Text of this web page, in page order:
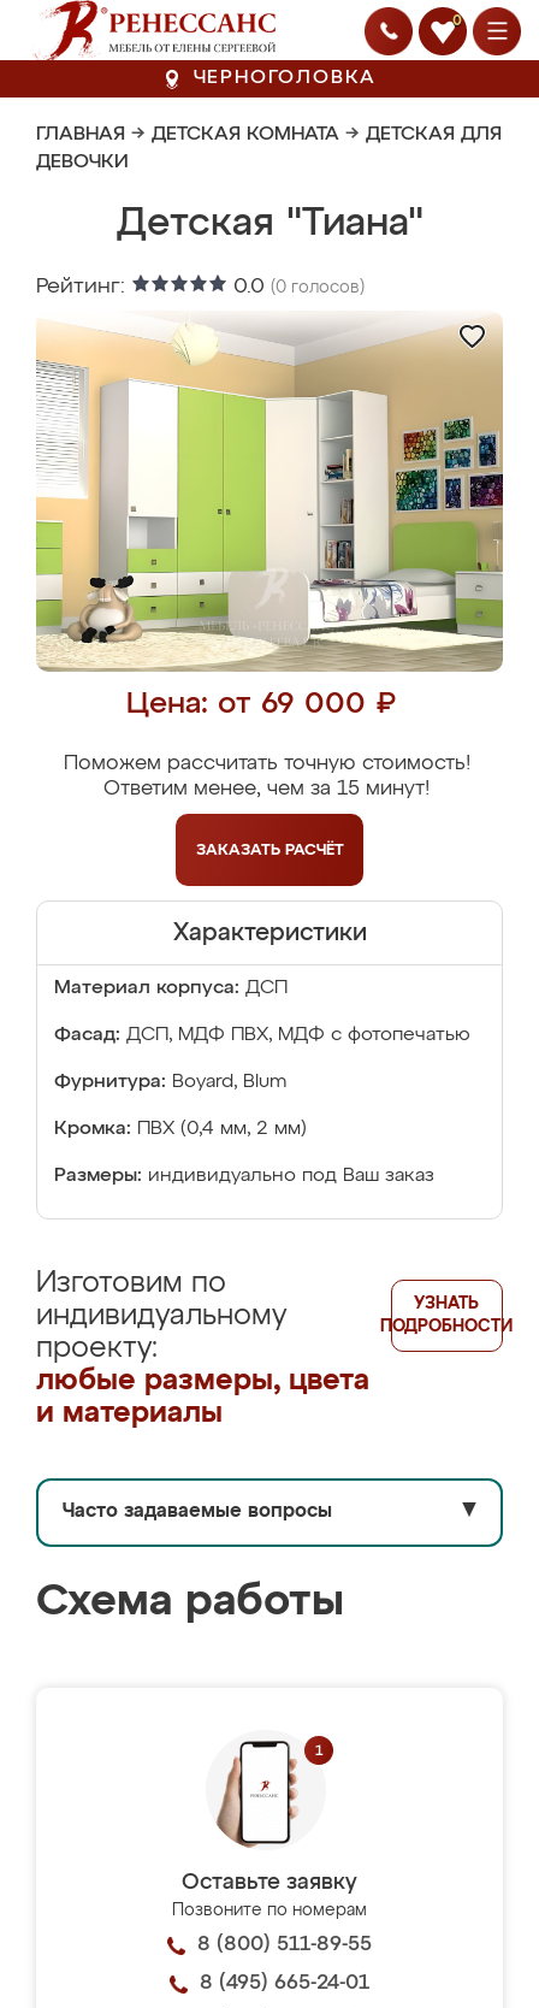
0
ЧЕРНОГОЛОВКА
ГЛАВНАЯ → ДЕТСКАЯ КОМНАТА → ДЕТСКАЯ ДЛЯ
ДЕВОЧКИ
Детская "Тиана"
Рейтинг: 0.0 (0 голосов)
Цена: от 69 000 ₽
Поможем рассчитать точную стоимость!
Ответим менее, чем за 15 минут!
ЗАКАЗАТЬ РАСЧЁТ
Характеристики
Материал корпуса: ДСП
Фасад: ДСП, МДФ ПВХ, МДФ с фотопечатью
Фурнитура: Boyard, Blum
Кромка: ПВХ (0,4 мм, 2 мм)
Размеры: индивидуально под Ваш заказ
Изготовим по
индивидуальному
проекту:
любые размеры, цвета
и материалы
УЗНАТЬ
ПОДРОБНОСТИ
Часто задаваемые вопросы ▼
Схема работы
Оставьте заявку
Позвоните по номерам
8 (800) 511-89-55
8 (495) 665-24-01